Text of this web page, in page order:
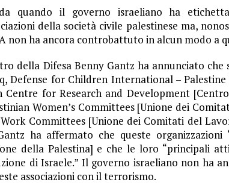
quando il governo israeliano ha
della società civile palestinese ma,
non ha ancora controbattuto in alcun modo a
della Difesa Benny Gantz ha annunciato
Defense for Children International –
Centre for Research and Development
Women’s Committees [Unione dei
Committees [Unione dei Comitati del
ha affermato che queste organizzazioni
della Palestina] e che le loro “principali
di Israele.” Il governo israeliano non ha
associazioni con il terrorismo.